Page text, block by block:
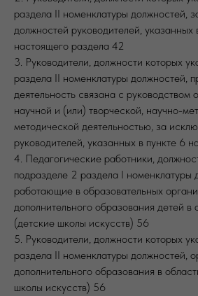
раздела II номенклатуры должностей,
должностей руководителей, указанных
настоящего раздела 42
3. Руководители, должности которых
раздела II номенклатуры должностей,
деятельность связана с руководством
научной и (или) творческой, научно-
методической деятельностью, за
руководителей, указанных в пункте 6
4. Педагогические работники,
подразделе 2 раздела I номенклатуры
работающие в образовательных
дополнительного образования детей в
(детские школы искусств) 56
5. Руководители, должности которых
раздела II номенклатуры должностей,
дополнительного образования в
школы искусств) 56